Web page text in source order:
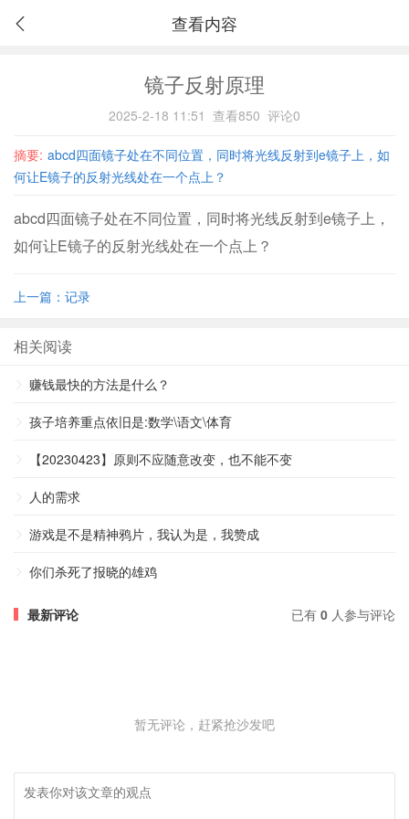
查看内容
镜子反射原理
2025-2-18 11:51 查看850 评论0
摘要: abcd四面镜子处在不同位置，同时将光线反射到e镜子上，如
何让E镜子的反射光线处在一个点上？
abcd四面镜子处在不同位置，同时将光线反射到e镜子上，
如何让E镜子的反射光线处在一个点上？
上一篇：记录
相关阅读
赚钱最快的方法是什么？
孩子培养重点依旧是:数学\语文\体育
【20230423】原则不应随意改变，也不能不变
人的需求
游戏是不是精神鸦片，我认为是，我赞成
你们杀死了报晓的雄鸡
已有 0 人参与评论
最新评论
暂无评论，赶紧抢沙发吧